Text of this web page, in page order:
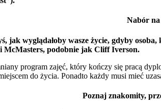
Nabór na
jak wyglądałoby wasze życie, gdyby
podobnie jak Cliff Iverson.
program zajęć, który kończy się pracą
do życia. Ponadto każdy musi mieć
Poznaj znakomity,